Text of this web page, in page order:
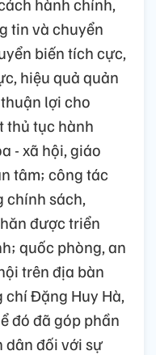
tin và chuyển
biến tích cực,
hiệu quả quản
lợi cho
thủ tục hành
- xã hội, giáo
tâm; công tác
chính sách,
được triển
quốc phòng, an
trên địa bàn
Đặng Huy Hà,
đó đã góp phần
dân đối với sự